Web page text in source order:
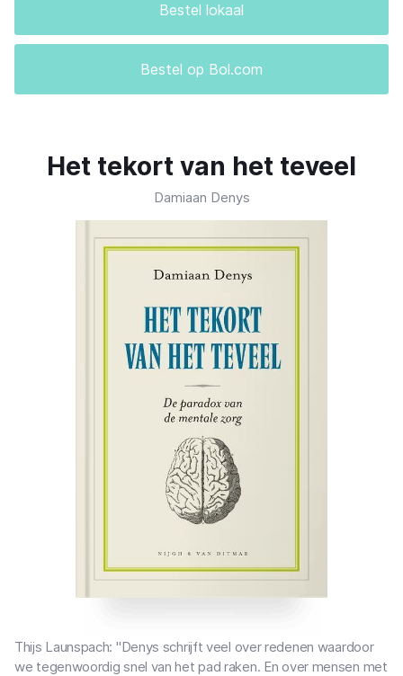
Bestel lokaal
Bestel op Bol.com
Het tekort van het teveel
Damiaan Denys
Thijs Launspach: "Denys schrijft veel over redenen waardoor
we tegenwoordig snel van het pad raken. En over mensen met